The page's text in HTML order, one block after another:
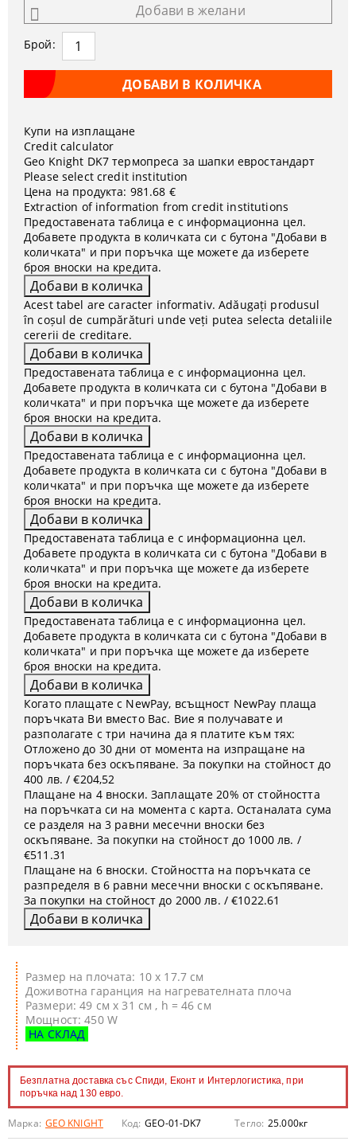
Размер на плочата: 10 x 17.7 см
Доживотна гаранция на нагревателната плоча
Размери: 49 см х 31 см , h = 46 см
Мощност: 450 W
НА СКЛАД
Безплатна доставка със Спиди, Еконт и Интерлогистика, при
поръчка над 130 евро.
Марка: GEO KNIGHT Код: GEO-01-DK7 Тегло: 25.000кг
Добави в желани
Брой:
Купи на изплащане
Credit calculator
Geo Knight DK7 термопреса за шапки евростандарт
Please select credit institution
Цена на продукта: 981.68 €
Extraction of information from credit institutions
Предоставената таблица е с информационна цел.
Добавете продукта в количката си с бутона "Добави в
количката" и при поръчка ще можете да изберете
броя вноски на кредита.
Acest tabel are caracter informativ. Adăugați produsul
în coșul de cumpărături unde veți putea selecta detaliile
cererii de creditare.
Предоставената таблица е с информационна цел.
Добавете продукта в количката си с бутона "Добави в
количката" и при поръчка ще можете да изберете
броя вноски на кредита.
Предоставената таблица е с информационна цел.
Добавете продукта в количката си с бутона "Добави в
количката" и при поръчка ще можете да изберете
броя вноски на кредита.
Предоставената таблица е с информационна цел.
Добавете продукта в количката си с бутона "Добави в
количката" и при поръчка ще можете да изберете
броя вноски на кредита.
Предоставената таблица е с информационна цел.
Добавете продукта в количката си с бутона "Добави в
количката" и при поръчка ще можете да изберете
броя вноски на кредита.
Когато плащате с NewPay, всъщност NewPay плаща
поръчката Ви вместо Вас. Вие я получавате и
разполагате с три начина да я платите към тях:
Отложено до 30 дни от момента на изпращане на
поръчката без оскъпяване. За покупки на стойност до
400 лв. / €204,52
Плащане на 4 вноски. Заплащате 20% от стойността
на поръчката си на момента с карта. Останалата сума
се разделя на 3 равни месечни вноски без
оскъпяване. За покупки на стойност до 1000 лв. /
€511.31
Плащане на 6 вноски. Стойността на поръчката се
разпределя в 6 равни месечни вноски с оскъпяване.
За покупки на стойност до 2000 лв. / €1022.61